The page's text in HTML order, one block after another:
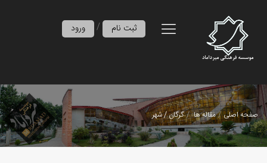
ورود / ثبت نام
صفحه اصلی مقاله ها گرگان / شهر